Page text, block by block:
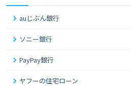
auじぶん銀行
ソニー銀行
PayPay銀行
ヤフーの住宅ローン